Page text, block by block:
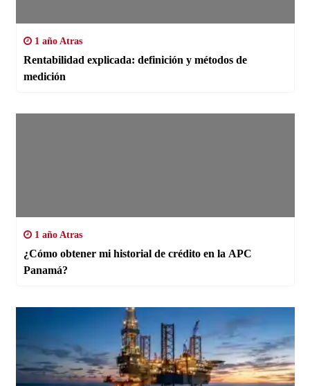
1 año Atras
Rentabilidad explicada: definición y métodos de
medición
1 año Atras
¿Cómo obtener mi historial de crédito en la APC
Panamá?